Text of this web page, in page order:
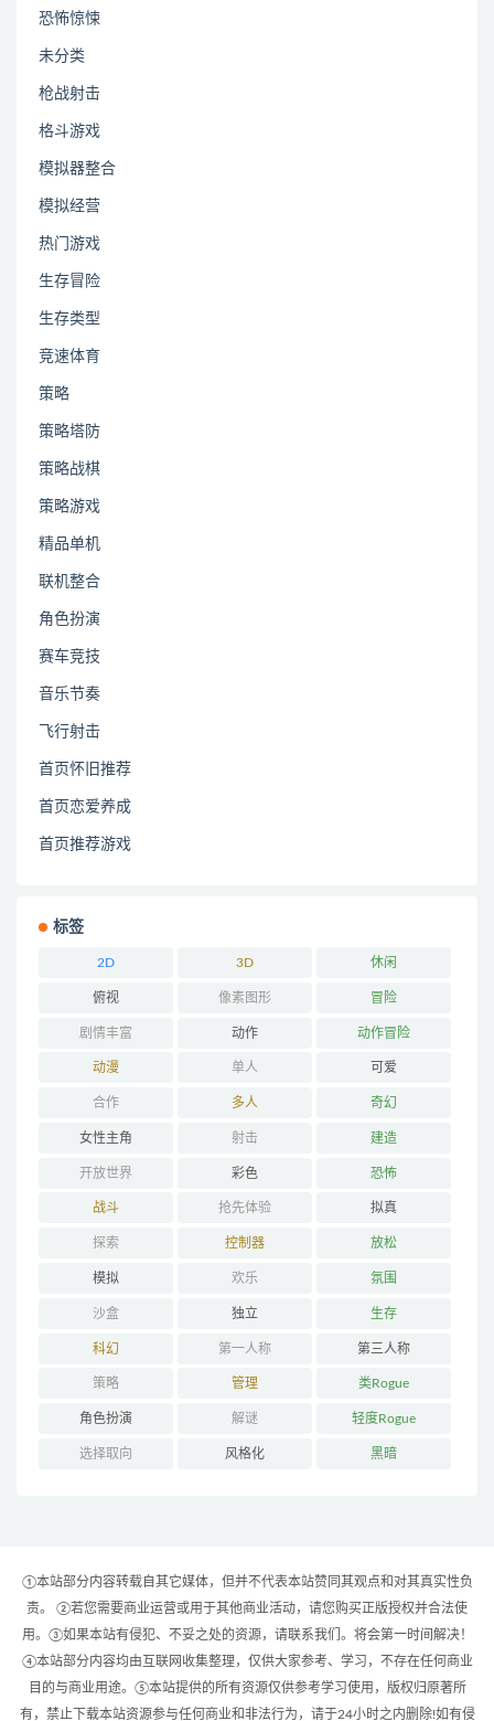
恐怖惊悚
未分类
枪战射击
格斗游戏
模拟器整合
模拟经营
热门游戏
生存冒险
生存类型
竞速体育
策略
策略塔防
策略战棋
策略游戏
精品单机
联机整合
角色扮演
赛车竞技
音乐节奏
飞行射击
首页怀旧推荐
首页恋爱养成
首页推荐游戏
标签
2D 3D 休闲
俯视 像素图形 冒险
剧情丰富 动作 动作冒险
动漫 单人 可爱
合作 多人 奇幻
女性主角 射击 建造
开放世界 彩色 恐怖
战斗 抢先体验 拟真
探索 控制器 放松
模拟 欢乐 氛围
沙盒 独立 生存
科幻 第一人称 第三人称
策略 管理 类Rogue
角色扮演 解谜 轻度Rogue
选择取向 风格化 黑暗
①本站部分内容转载自其它媒体，但并不代表本站赞同其观点和对其真实性负
责。 ②若您需要商业运营或用于其他商业活动，请您购买正版授权并合法使
用。③如果本站有侵犯、不妥之处的资源，请联系我们。将会第一时间解决！
④本站部分内容均由互联网收集整理，仅供大家参考、学习，不存在任何商业
目的与商业用途。⑤本站提供的所有资源仅供参考学习使用，版权归原著所
有，禁止下载本站资源参与任何商业和非法行为，请于24小时之内删除!如有侵